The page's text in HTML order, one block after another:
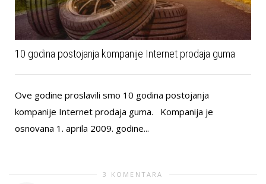
10 godina postojanja kompanije Internet prodaja guma
Ove godine proslavili smo 10 godina postojanja
kompanije Internet prodaja guma. Kompanija je
osnovana 1. aprila 2009. godine...
3 KOMENTARA